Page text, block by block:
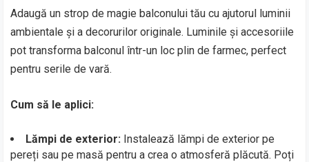
Adaugă un strop de magie balconului tău cu ajutorul luminii
ambientale și a decorurilor originale. Luminile și accesoriile
pot transforma balconul într-un loc plin de farmec, perfect
pentru serile de vară.
Cum să le aplici:
Lămpi de exterior: Instalează lămpi de exterior pe
pereți sau pe masă pentru a crea o atmosferă plăcută. Poți